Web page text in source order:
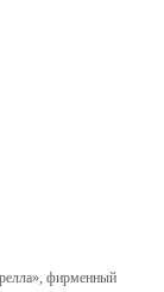
фирменный